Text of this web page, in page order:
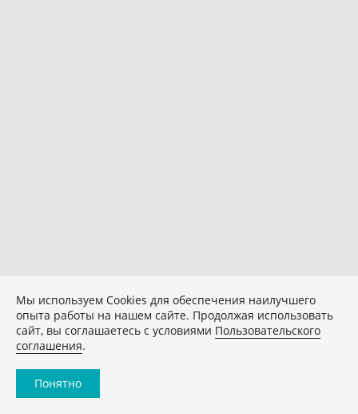
Мы используем Сookies для обеспечения наилучшего
опыта работы на нашем сайте. Продолжая использовать
сайт, вы соглашаетесь с условиями Пользовательского
соглашения.
Понятно